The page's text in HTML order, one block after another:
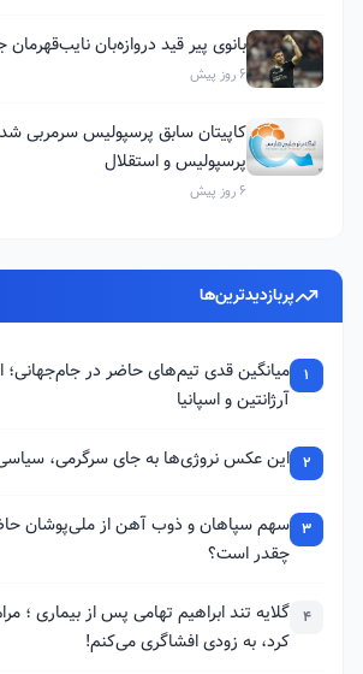
بانوی پیر قید دروازه‌بان نایب‌قهرمان
6 روز پیش
کاپیتان سابق پرسپولیس سرمربی
پرسپولیس و استقلال
6 روز پیش
پربازدیدترین‌ها
1
میانگین قدی تیم‌های حاضر در جام‌جهانی؛
آرژانتین و اسپانیا
2 این عکس نروژی‌ها به جای سرگرمی،
3 سهم سپاهان و ذوب آهن از ملی‌پوشان
چقدر است؟
4 گلایه تند ابراهیم تهامی پس از بیماری ؛
کرد، به زودی افشاگری می‌کنم!